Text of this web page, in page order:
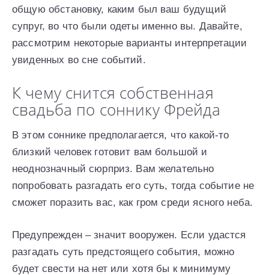
общую обстановку, каким был ваш будущий
супруг, во что были одеты именно вы. Давайте,
рассмотрим некоторые варианты интерпретации
увиденных во сне событий.
К чему снится собственная
свадьба по соннику Фрейда
В этом соннике предполагается, что какой-то
близкий человек готовит вам большой и
неоднозначный сюрприз. Вам желательно
попробовать разгадать его суть, тогда событие не
сможет поразить вас, как гром среди ясного неба.
Предупрежден – значит вооружен. Если удастся
разгадать суть предстоящего события, можно
будет свести на нет или хотя бы к минимуму